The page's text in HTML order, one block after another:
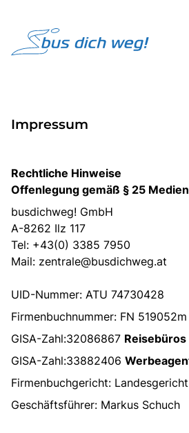
Highlights
Kontakt
Start
Busreisen
Sie befinden sich in:
Impressum
Rechtliche Hinweise
Offenlegung gemäß § 25
busdichweg! GmbH
A-8262 Ilz 117
Tel: +43(0) 3385 7950
Mail: zentrale@busdichweg.at
UID-Nummer: ATU 74730428
Firmenbuchnummer: FN 519052m
GISA-Zahl:32086867 Reisebüros
GISA-Zahl:33882406
Firmenbuchgericht:
Geschäftsführer: Markus Schuch